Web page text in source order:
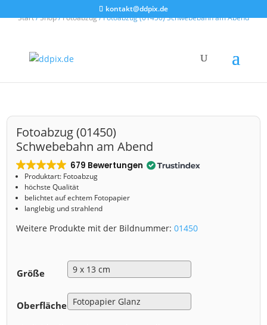
kontakt@ddpix.de
Start/Shop/Fotoabzug/ Fotoabzug (01450) Schwebebahn am Abend
Fotoabzug (01450)
Schwebebahn am Abend
679 Bewertungen
Produktart: Fotoabzug
höchste Qualität
belichtet auf echtem Fotopapier
langlebig und strahlend
Weitere Produkte mit der Bildnummer:01450
Größe
Oberfläche